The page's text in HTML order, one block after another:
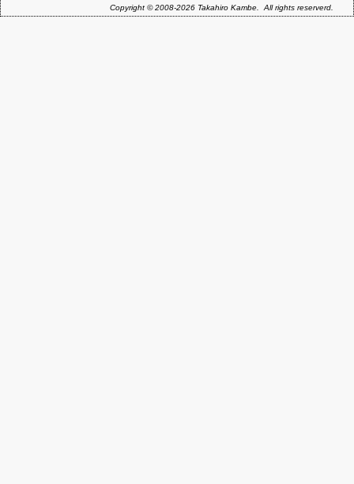
Copyright © 2008-2026 Takahiro Kambe. All rights reserverd.